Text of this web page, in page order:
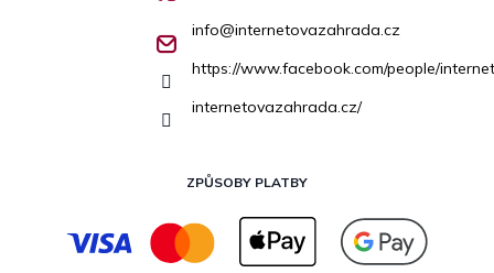
info@internetovazahrada.cz
https://www.facebook.com/people/
internetovazahrada.cz/
ZPŮSOBY PLATBY